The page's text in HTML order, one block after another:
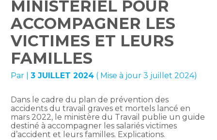
MINISTÉRIEL POUR
ACCOMPAGNER LES
VICTIMES ET LEURS
FAMILLES
Par |3 JUILLET 2024 ( Mise à jour 3 juillet 2024)
Dans le cadre du plan de prévention des
accidents du travail graves et mortels lancé en
mars 2022, le ministère du Travail publie un guide
destiné à accompagner les salariés victimes
d’accident et leurs familles. Explications.